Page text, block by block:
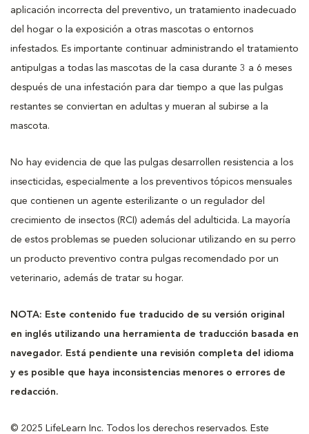
aplicación incorrecta del preventivo, un tratamiento inadecuado
del hogar o la exposición a otras mascotas o entornos
infestados. Es importante continuar administrando el tratamiento
antipulgas a todas las mascotas de la casa durante 3 a 6 meses
después de una infestación para dar tiempo a que las pulgas
restantes se conviertan en adultas y mueran al subirse a la
mascota.
No hay evidencia de que las pulgas desarrollen resistencia a los
insecticidas, especialmente a los preventivos tópicos mensuales
que contienen un agente esterilizante o un regulador del
crecimiento de insectos (RCI) además del adulticida. La mayoría
de estos problemas se pueden solucionar utilizando en su perro
un producto preventivo contra pulgas recomendado por un
veterinario, además de tratar su hogar.
NOTA: Este contenido fue traducido de su versión original
en inglés utilizando una herramienta de traducción basada en
navegador. Está pendiente una revisión completa del idioma
y es posible que haya inconsistencias menores o errores de
redacción.
© 2025 LifeLearn Inc. Todos los derechos reservados. Este